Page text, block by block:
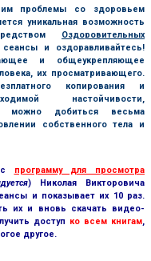
проблемы со здоровьем
уникальная возможность
Оздоровительных
и оздоравливайтесь!
и общеукрепляющее
их просматривающего.
копирования и
настойчивости,
можно добиться весьма
собственного тела и
программу для просмотра
) Николая Викторовича
и показывает их 10 раз.
их и вновь скачать видео-
доступ ко всем книгам,
другое.